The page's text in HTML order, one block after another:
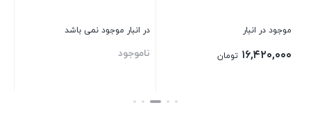
در انبار
تومان
در انبار موجود نمی باشد
بستن